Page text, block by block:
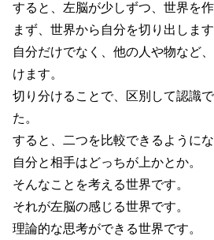
すると、左脳が少しずつ、世界を
まず、世界から自分を切り出します
自分だけでなく、他の人や物など
けます。
切り分けることで、区別して認識
た。
すると、二つを比較できるようにな
自分と相手はどっちが上かとか。
そんなことを考える世界です。
それが左脳の感じる世界です。
理論的な思考ができる世界です。